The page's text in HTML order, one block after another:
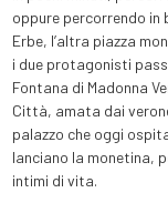
oppure percorrendo in
Erbe, l’altra piazza
i due protagonisti
Fontana di Madonna
Città, amata dai
palazzo che oggi ospita
lanciano la monetina,
intimi di vita.